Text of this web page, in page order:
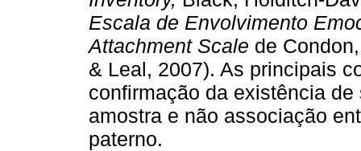
Escala de Envolvimento
Attachment Scale de
& Leal, 2007). As principais
confirmação da existência
amostra e não associação
paterno.